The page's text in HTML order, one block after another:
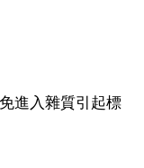
進入雜質引起標